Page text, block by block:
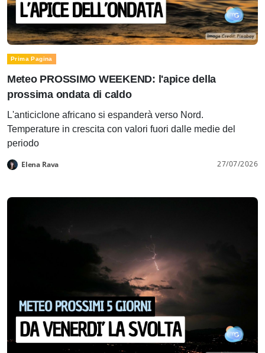
Prima Pagina
Meteo PROSSIMO WEEKEND: l'apice della
prossima ondata di caldo
L'anticiclone africano si espanderà verso Nord.
Temperature in crescita con valori fuori dalle medie del
periodo
Elena Rava 27/07/2026